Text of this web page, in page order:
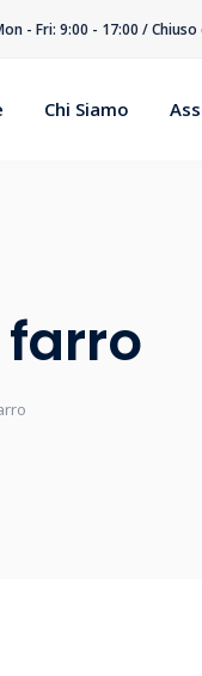
- Fri: 9:00 - 17:00 /
Chi Siamo